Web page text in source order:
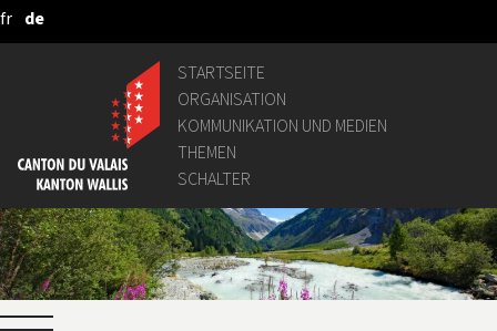
Zum Hauptinhalt springen
fr de
STARTSEITE
ORGANISATION
KOMMUNIKATION UND MEDIEN
THEMEN
SCHALTER